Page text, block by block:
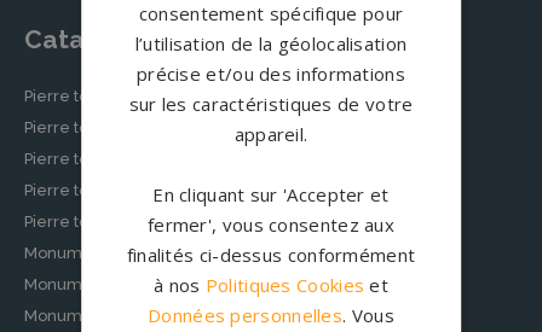
Catalogue
Pierre tombale classique
Pierre tombale moderne
Pierre tombale originale
Pierre tombale épurée
Pierre tombale musulmane
Monuments funéraires personnalisés
Monuments cinéraires personnalisés
Monument funéraire chrétien
consentement spécifique pour
l’utilisation de la géolocalisation
précise et/ou des informations
sur les caractéristiques de votre
appareil.
En cliquant sur 'Accepter et
fermer', vous consentez aux
finalités ci-dessus conformément
à nos Politiques Cookies et
Données personnelles. Vous